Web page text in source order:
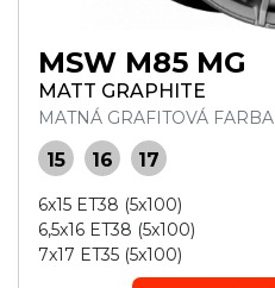
MSW M85 MG
MATT GRAPHITE
MATNÁ GRAFITOVÁ FARBA
15 16 17
6x15 ET38 (5x100)
6,5x16 ET38 (5x100)
7x17 ET35 (5x100)